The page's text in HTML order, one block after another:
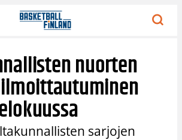
nuorten
sarjojen